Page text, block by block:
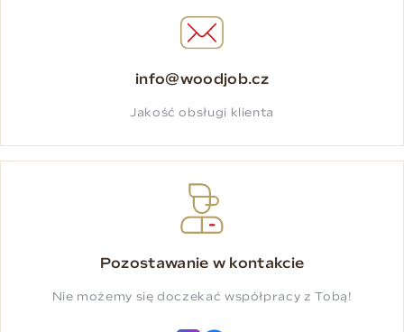
info@woodjob.cz
Jakość obsługi klienta
Pozostawanie w kontakcie
Nie możemy się doczekać współpracy z Tobą!